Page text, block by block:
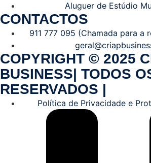
Aluguer de Estúdio
CONTACTOS
911 777 095 (Chamada para a
COPYRIGHT © 2025
BUSINESS| TODOS
RESERVADOS |
Política de Privacidade e